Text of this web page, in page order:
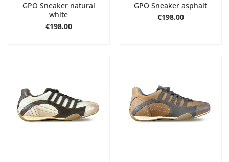
GPO Sneaker natural
white
€198.00
GPO Sneaker asphalt
€198.00